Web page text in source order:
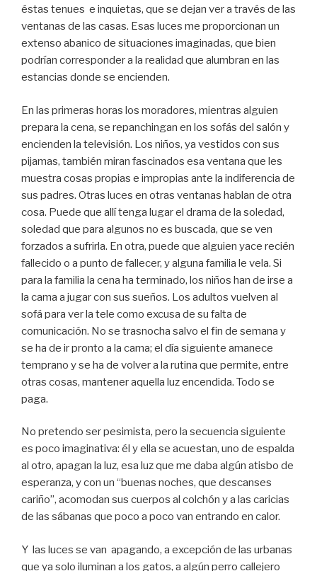
éstas tenues e inquietas, que se dejan ver a través de las
ventanas de las casas. Esas luces me proporcionan un
extenso abanico de situaciones imaginadas, que bien
podrían corresponder a la realidad que alumbran en las
estancias donde se encienden.
En las primeras horas los moradores, mientras alguien
prepara la cena, se repanchingan en los sofás del salón y
encienden la televisión. Los niños, ya vestidos con sus
pijamas, también miran fascinados esa ventana que les
muestra cosas propias e impropias ante la indiferencia de
sus padres. Otras luces en otras ventanas hablan de otra
cosa. Puede que allí tenga lugar el drama de la soledad,
soledad que para algunos no es buscada, que se ven
forzados a sufrirla. En otra, puede que alguien yace recién
fallecido o a punto de fallecer, y alguna familia le vela. Si
para la familia la cena ha terminado, los niños han de irse a
la cama a jugar con sus sueños. Los adultos vuelven al
sofá para ver la tele como excusa de su falta de
comunicación. No se trasnocha salvo el fin de semana y
se ha de ir pronto a la cama; el día siguiente amanece
temprano y se ha de volver a la rutina que permite, entre
otras cosas, mantener aquella luz encendida. Todo se
paga.
No pretendo ser pesimista, pero la secuencia siguiente
es poco imaginativa: él y ella se acuestan, uno de espalda
al otro, apagan la luz, esa luz que me daba algún atisbo de
esperanza, y con un “buenas noches, que descanses
cariño”, acomodan sus cuerpos al colchón y a las caricias
de las sábanas que poco a poco van entrando en calor.
Y las luces se van apagando, a excepción de las urbanas
que ya solo iluminan a los gatos, a algún perro callejero